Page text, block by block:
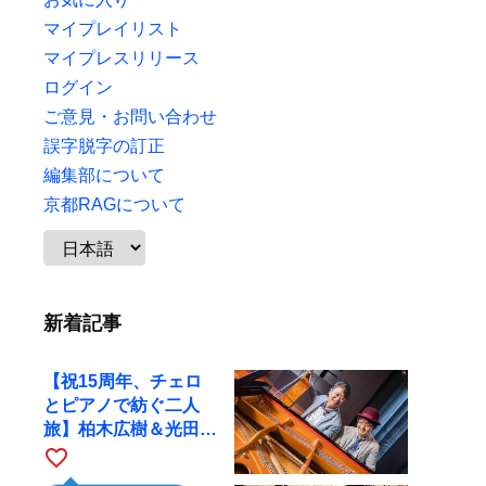
マイプレイリスト
マイプレスリリース
ログイン
ご意見・お問い合わせ
誤字脱字の訂正
編集部について
京都RAGについて
新着記事
【祝15周年、チェロ
とピアノで紡ぐ二人
旅】柏木広樹＆光田健
一が11月12日に京都
RAGへ
favorite_border